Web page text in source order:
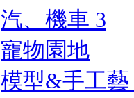
汽、機車 3
寵物園地
模型&手工藝